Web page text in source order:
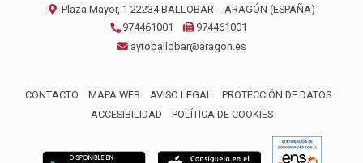
Plaza Mayor, 1 22234 BALLOBAR - ARAGÓN (ESPAÑA)
974461001
974461001
aytoballobar@aragon.es
CONTACTO MAPA WEB AVISO LEGAL
PROTECCIÓN DE DATOS
ACCESIBILIDAD
POLÍTICA DE COOKIES